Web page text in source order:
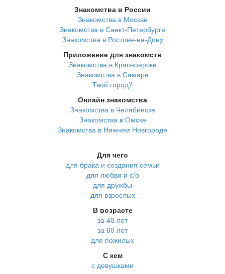
Знакомства в России
Знакомства в Москве
Знакомства в Санкт-Петербурге
Знакомства в Ростове-на-Дону
Приложение для знакомств
Знакомства в Красноярске
Знакомства в Самаре
Твой город?
Онлайн знакомства
Знакомства в Челябинске
Знакомства в Омске
Знакомства в Нижнем Новгороде
Для чего
для брака и создания семьи
для любви и с/о
для дружбы
для взрослых
В возрасте
за 40 лет
за 60 лет
для пожилых
С кем
с девушками